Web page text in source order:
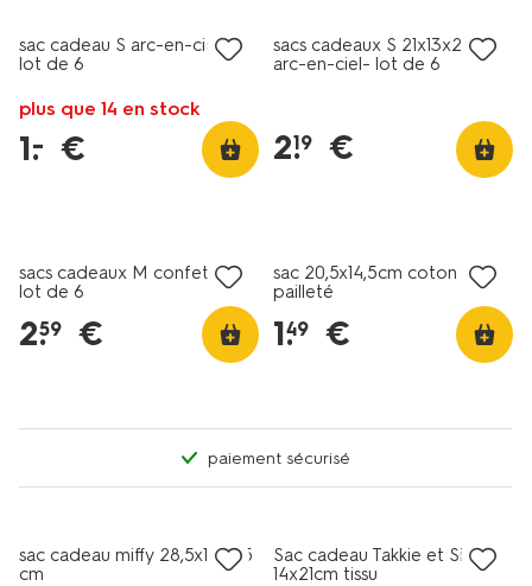
sac cadeau S arc-en-ciel -
lot de 6
plus que 14 en stock
1.
– €
sacs cadeaux S 21x13x21cm
arc-en-ciel- lot de 6
2.
19 €
sacs cadeaux M confetti -
lot de 6
2.
59 €
sac 20,5x14,5cm coton
pailleté
1.
49 €
paiement sécurisé
sac cadeau miffy 28,5x18x0,5
cm
Sac cadeau Takkie et Siepie
14x21cm tissu